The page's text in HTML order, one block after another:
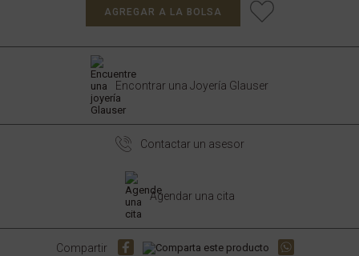
AGREGAR A LA BOLSA
Encontrar una Joyería Glauser
Contactar un asesor
Agendar una cita
Compartir